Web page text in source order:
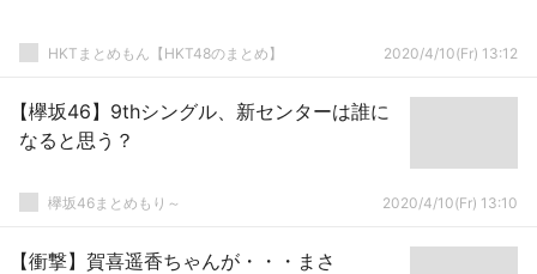
HKTまとめもん【HKT48のまとめ】 2020/4/10(Fr) 13:12
【欅坂46】9thシングル、新センターは誰に
なると思う？
欅坂46まとめもり～ 2020/4/10(Fr) 13:10
【衝撃】賀喜遥香ちゃんが・・・まさ